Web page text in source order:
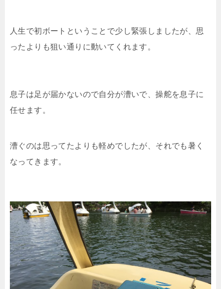
人生で初ボートということで少し緊張しましたが、思
ったよりも狙い通りに動いてくれます。
息子は足が届かないので自分が漕いで、操舵を息子に
任せます。
漕ぐのは思ってたよりも軽めでしたが、それでも暑く
なってきます。